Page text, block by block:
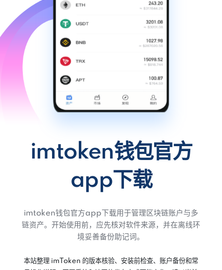
imtoken钱包官方
app下载
imtoken钱包官方app下载用于管理区块链账户与多
链资产。开始使用前，应先核对软件来源，并在离线环
境妥善备份助记词。
本站整理 imToken 的版本核验、安装前检查、账户备份和常